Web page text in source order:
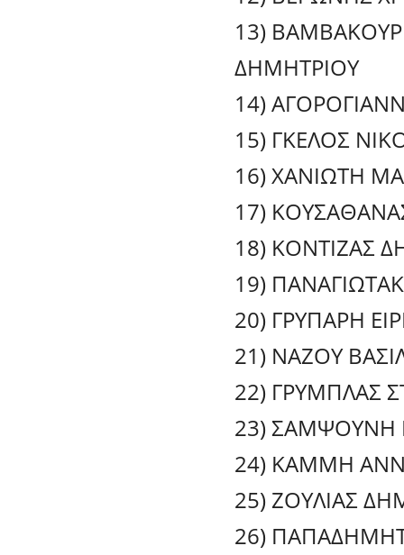
13)
ΔΗΜΗΤΡΙΟΥ
14)
15) ΓΚΕΛΟΣ
16) ΧΑΝΙΩΤΗ
17)
18) ΚΟΝΤΙΖΑΣ
19)
20) ΓΡΥΠΑΡΗ
21) ΝΑΖΟΥ
22) ΓΡΥΜΠΛΑΣ
23) ΣΑΜΨΟΥΝΗ
24) ΚΑΜΜΗ
25) ΖΟΥΛΙΑΣ
26)